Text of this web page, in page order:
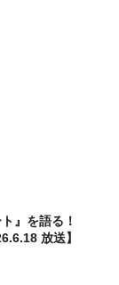
』を語る！
放送】